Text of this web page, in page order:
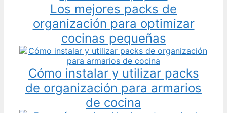
Los mejores packs de
organización para optimizar
cocinas pequeñas
Cómo instalar y utilizar packs
de organización para armarios
de cocina